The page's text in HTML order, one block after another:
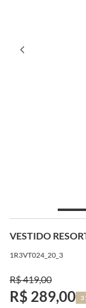
VESTIDO
1R3VT024_20_3
R$ 419,00
R$ 289,00